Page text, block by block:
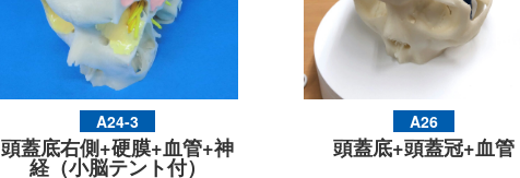
A24-3
頭蓋底右側+硬膜+血管+神
経（小脳テント付）
A26
頭蓋底+頭蓋冠+血管